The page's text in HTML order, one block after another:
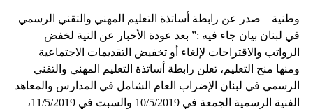
وطنية – صدر عن رابطة أساتذة التعليم المهني والتقني الرسمي
في لبنان بيان جاء فيه :” بعد عودة الأخبار عن النية لخفض
الرواتب والاقتراحات لإلغاء أو تخفيض التقديمات الاجتماعية
ومنها منح التعليم، تعلن رابطة أساتذة التعليم المهني والتقني
الرسمي في لبنان الإضراب العام الشامل في المدارس والمعاهد
الفنية الرسمية الجمعة في 10/5/2019 والسبت في 11/5/2019،